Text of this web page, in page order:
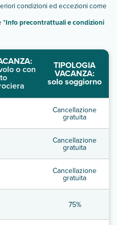
condizioni ed eccezioni come
"Info precontrattuali e condizioni
o con TIPOLOGIA
VACANZA:
solo soggiorno
Cancellazione
gratuita
Cancellazione
gratuita
Cancellazione
gratuita
75%